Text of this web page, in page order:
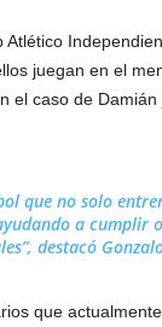
juegan en el
el caso de
que no solo
a cumplir
destacó
que